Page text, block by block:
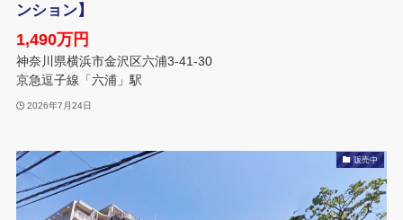
ンション】
1,490万円
神奈川県横浜市金沢区六浦3-41-30
京急逗子線「六浦」駅
2026年7月24日
販売中